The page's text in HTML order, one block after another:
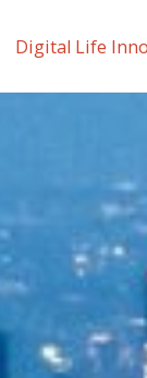
Digital Life